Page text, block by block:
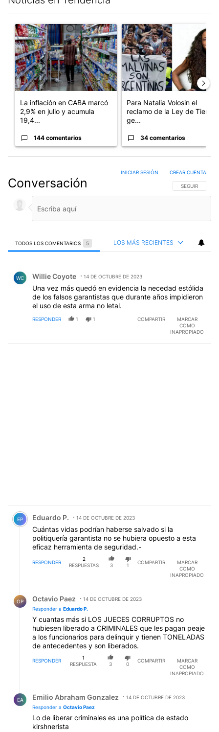
Un artículo de tendencia con el título "La inflación en CABA
La inflación en CABA marcó
2,9% en julio y acumula
19,4...
144 comentarios
Un artículo de tendencia con
Para Natalia Volosin el
reclamo de la Ley de Tierras
ge...
34 comentarios
Conversación SIGA ESTA
SEGUIR
INICIAR SESIÓN CREAR CUENTA
TODOS LOS COMENTARIOS 5 LOS MÁS RECIENTES
WC Willie Coyote 14 DE OCTUBRE DE 2023
Una vez más quedó en evidencia la necedad estólida
de los falsos garantistas que durante años impidieron
el uso de esta arma no letal.
RESPONDER 1 1 COMPARTIR
MARCAR
COMO
INAPROPIADO
Comentario de Eduardo P..
EP Eduardo P. 14 DE OCTUBRE DE 2023
Cuántas vidas podrían haberse salvado si la
politiquería garantista no se hubiera opuesto a esta
eficaz herramienta de seguridad.-
RESPONDER
2
RESPUESTAS
3 1
COMPARTIR
MARCAR
COMO
INAPROPIADO
OP Octavio Paez
14 DE OCTUBRE DE 2023
Responder a Eduardo P.
Y cuantas más si LOS JUECES CORRUPTOS no
hubiesen liberado a CRIMINALES que les pagan peaje
a los funcionarios para delinquir y tienen TONELADAS
de antecedentes y son liberados.
RESPONDER
1
RESPUESTA
3 0
COMPARTIR
MARCAR
COMO
INAPROPIADO
EA Emilio Abraham Gonzalez
14 DE OCTUBRE DE 2023
Responder a Octavio Paez
Lo de liberar criminales es una política de estado
kirshnerista